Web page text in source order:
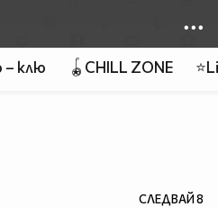
– клю 🪀CHILL ZONE
СЛЕДВАЙ8